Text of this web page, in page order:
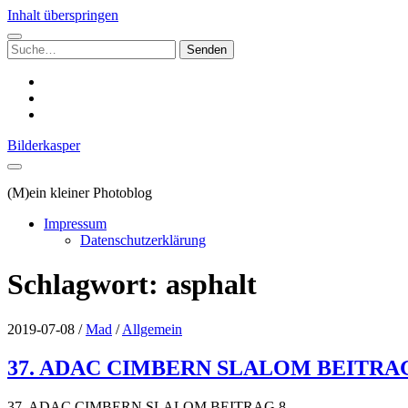
Inhalt überspringen
Suchen
nach:
Bilderkasper
(M)ein kleiner Photoblog
Impressum
Datenschutzerklärung
Schlagwort: asphalt
2019-07-08 /Mad /Allgemein
37. ADAC CIMBERN SLALOM